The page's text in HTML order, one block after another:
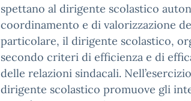
spettano al dirigente scolastico
coordinamento e di valorizzazione
particolare, il dirigente scolastico,
secondo criteri di efficienza e di
delle relazioni sindacali.
dirigente scolastico promuove gli